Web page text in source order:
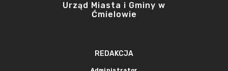
Urząd Miasta i Gminy w
Ćmielowie
REDAKCJA